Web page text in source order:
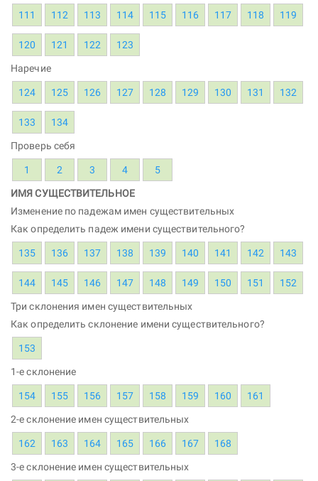
111 112 113 114 115 116 117 118 119
120 121 122 123
Наречие
124 125 126 127 128 129 130 131 132
133 134
Проверь себя
1 2 3 4 5
ИМЯ СУЩЕСТВИТЕЛЬНОЕ
Изменение по падежам имен существительных
Как определить падеж имени существительного?
135 136 137 138 139 140 141 142 143
144 145 146 147 148 149 150 151 152
Три склонения имен существительных
Как определить склонение имени существительного?
153
1-е склонение
154 155 156 157 158 159 160 161
2-е склонение имен существительных
162 163 164 165 166 167 168
3-е склонение имен существительных